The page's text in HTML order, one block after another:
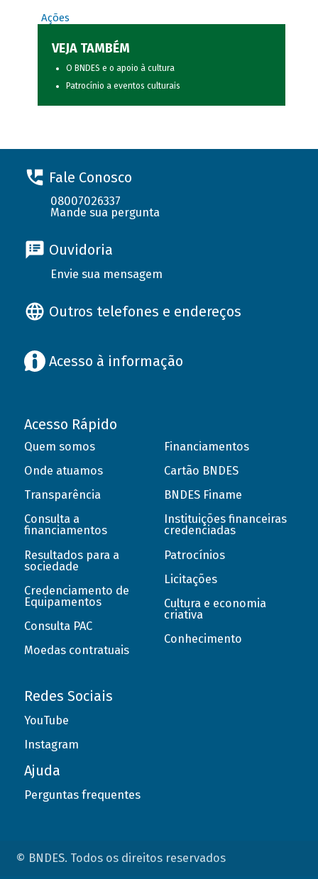
Ações
VEJA TAMBÉM
O BNDES e o apoio à cultura
Patrocínio a eventos culturais
Fale Conosco
08007026337
Mande sua pergunta
Ouvidoria
Envie sua mensagem
Outros telefones e endereços
Acesso à informação
Acesso Rápido
Quem somos
Onde atuamos
Transparência
Consulta a
financiamentos
Resultados para a
sociedade
Credenciamento de
Equipamentos
Consulta PAC
Moedas contratuais
Financiamentos
Cartão BNDES
BNDES Finame
Instituições financeiras
credenciadas
Patrocínios
Licitações
Cultura e economia
criativa
Conhecimento
Redes Sociais
YouTube
Instagram
Ajuda
Perguntas frequentes
© BNDES. Todos os direitos reservados